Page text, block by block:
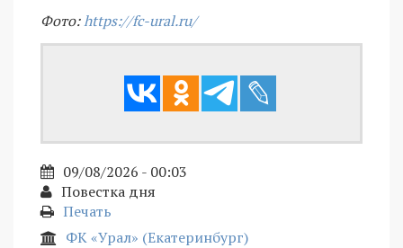
Фото:https://fc-ural.ru/
09/08/2026 - 00:03
Повестка дня
Печать
ФК «Урал» (Екатеринбург)